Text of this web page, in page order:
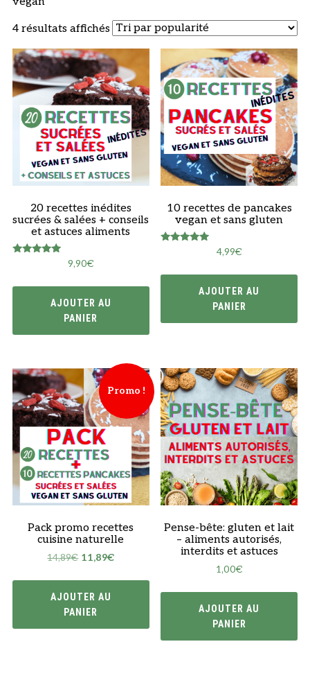
4 résultats affichésTrié
par
popularité
20 recettes inédites
sucrées & salées + conseils
et astuces aliments
9,90€
AJOUTER AU
PANIER
10 recettes de pancakes
vegan et sans gluten
4,99€
AJOUTER AU
PANIER
Promo !
Pack promo recettes
cuisine naturelle
14,89€ Le
était :
14,89€.
11,89€Le
AJOUTER AU
PANIER
Pense-bête: gluten et lait
– aliments autorisés,
interdits et astuces
1,00€
AJOUTER AU
PANIER